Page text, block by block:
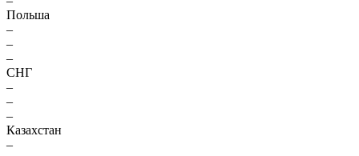
Польша
–
–
–
СНГ
–
–
–
Казахстан
–